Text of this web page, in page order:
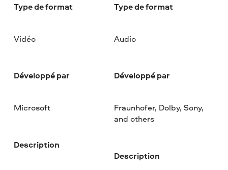
Type de format
Vidéo
Développé par
Microsoft
Description
Type de format
Audio
Développé par
Fraunhofer, Dolby, Sony,
and others
Description